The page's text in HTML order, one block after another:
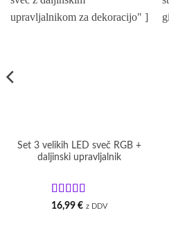
Set 3 velikih LED sveč RGB +
daljinski upravljalnik
Ocenjeno5
16,99 € z DDV